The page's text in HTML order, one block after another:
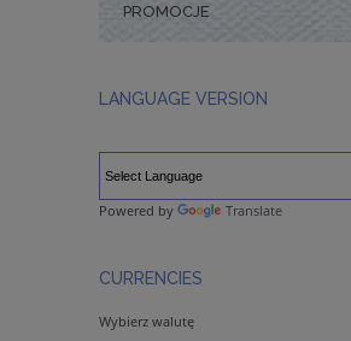
PROMOCJE
LANGUAGE VERSION
Powered by Translate
CURRENCIES
Wybierz walutę